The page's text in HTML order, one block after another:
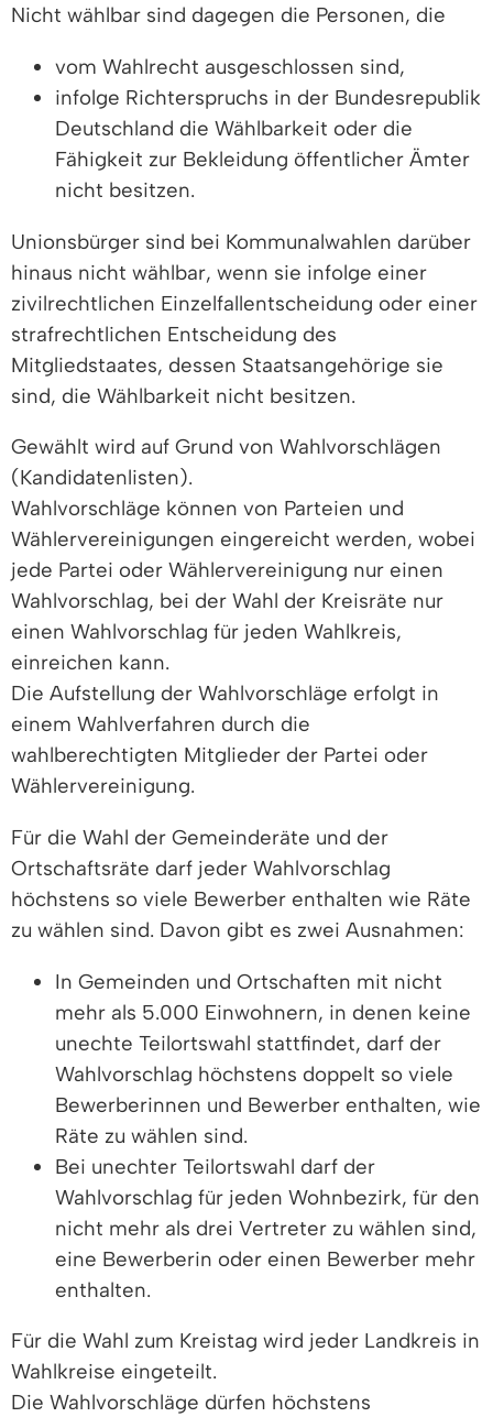
Nicht wählbar sind dagegen die Personen, die
vom Wahlrecht ausgeschlossen sind,
infolge Richterspruchs in der Bundesrepublik
Deutschland die Wählbarkeit oder die
Fähigkeit zur Bekleidung öffentlicher Ämter
nicht besitzen.
Unionsbürger sind bei Kommunalwahlen darüber
hinaus nicht wählbar, wenn sie infolge einer
zivilrechtlichen Einzelfallentscheidung oder einer
strafrechtlichen Entscheidung des
Mitgliedstaates, dessen Staatsangehörige sie
sind, die Wählbarkeit nicht besitzen.
Gewählt wird auf Grund von Wahlvorschlägen
(Kandidatenlisten).
Wahlvorschläge können von Parteien und
Wählervereinigungen eingereicht werden, wobei
jede Partei oder Wählervereinigung nur einen
Wahlvorschlag, bei der Wahl der Kreisräte nur
einen Wahlvorschlag für jeden Wahlkreis,
einreichen kann.
Die Aufstellung der Wahlvorschläge erfolgt in
einem Wahlverfahren durch die
wahlberechtigten Mitglieder der Partei oder
Wählervereinigung.
Für die Wahl der Gemeinderäte und der
Ortschaftsräte darf jeder Wahlvorschlag
höchstens so viele Bewerber enthalten wie Räte
zu wählen sind. Davon gibt es zwei Ausnahmen:
In Gemeinden und Ortschaften mit nicht
mehr als 5.000 Einwohnern, in denen keine
unechte Teilortswahl stattfindet, darf der
Wahlvorschlag höchstens doppelt so viele
Bewerberinnen und Bewerber enthalten, wie
Räte zu wählen sind.
Bei unechter Teilortswahl darf der
Wahlvorschlag für jeden Wohnbezirk, für den
nicht mehr als drei Vertreter zu wählen sind,
eine Bewerberin oder einen Bewerber mehr
enthalten.
Für die Wahl zum Kreistag wird jeder Landkreis in
Wahlkreise eingeteilt.
Die Wahlvorschläge dürfen höchstens